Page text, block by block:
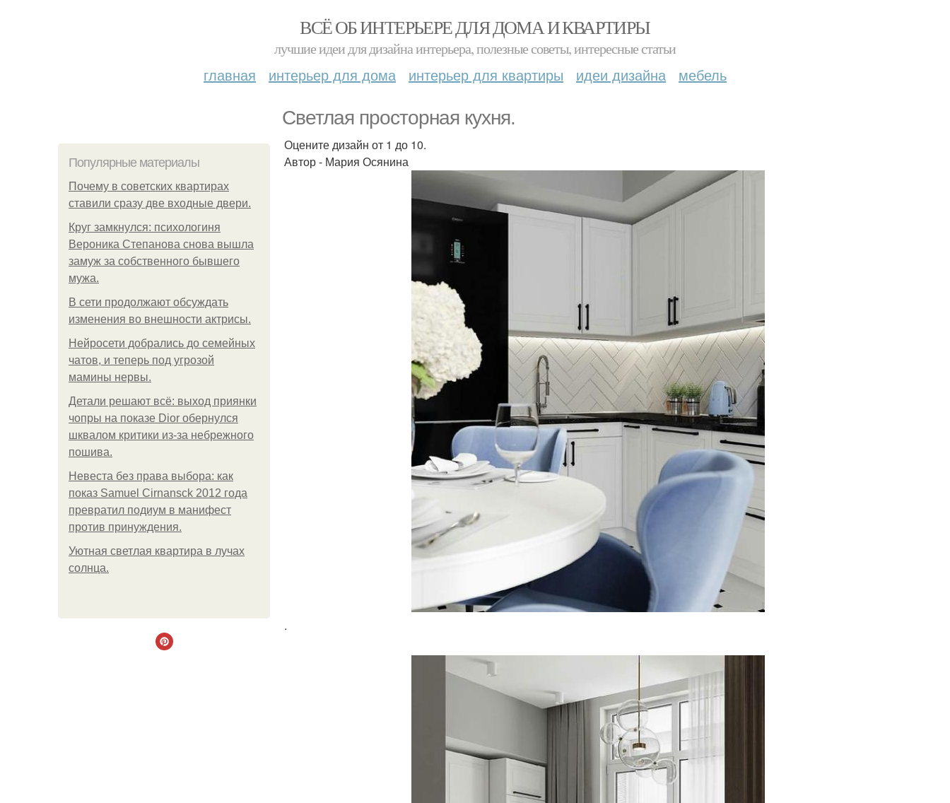
ВСЁ ОБ ИНТЕРЬЕРЕ ДЛЯ ДОМА И КВАРТИРЫ
лучшие идеи для дизайна интерьера, полезные советы, интересные статьи
главная интерьер для дома интерьер для квартиры идеи дизайна мебель
Светлая просторная кухня.
Популярные материалы
Почему в советских квартирах
ставили сразу две входные двери.
Круг замкнулся: психологиня
Вероника Степанова снова вышла
замуж за собственного бывшего
мужа.
В сети продолжают обсуждать
изменения во внешности актрисы.
Нейросети добрались до семейных
чатов, и теперь под угрозой
мамины нервы.
Детали решают всё: выход приянки
чопры на показе Dior обернулся
шквалом критики из-за небрежного
пошива.
Невеста без права выбора: как
показ Samuel Cirnansck 2012 года
превратил подиум в манифест
против принуждения.
Уютная светлая квартира в лучах
солнца.
Оцените дизайн от 1 до 10.
Автор - Мария Осянина
.